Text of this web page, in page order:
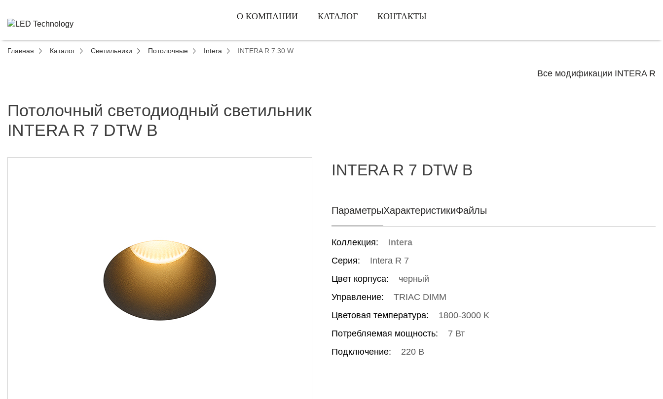
О КОМПАНИИ КАТАЛОГ КОНТАКТЫ
Главная Каталог Светильники Потолочные Intera INTERA R 7.30 W
Все модификации INTERA R
Потолочный светодиодный светильник
INTERA R 7 DTW B
INTERA R 7 DTW B
ПараметрыХарактеристикиФайлы
Коллекция:
Intera
Серия:
Intera R 7
Цвет корпуса:
черный
Управление:
TRIAC DIMM
Цветовая температура:
1800-3000 K
Потребляемая мощность:
7 Вт
Подключение:
220 В